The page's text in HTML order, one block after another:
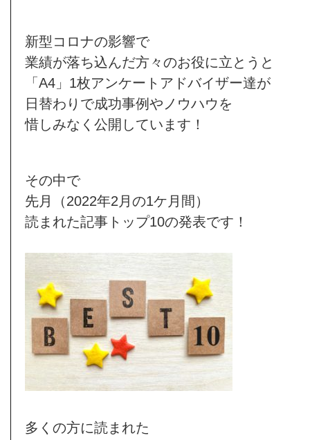
新型コロナの影響で
業績が落ち込んだ方々のお役に立とうと
「A4」1枚アンケートアドバイザー達が
日替わりで成功事例やノウハウを
惜しみなく公開しています！
その中で
先月（2022年2月の1ケ月間）
読まれた記事トップ10の発表です！
多くの方に読まれた